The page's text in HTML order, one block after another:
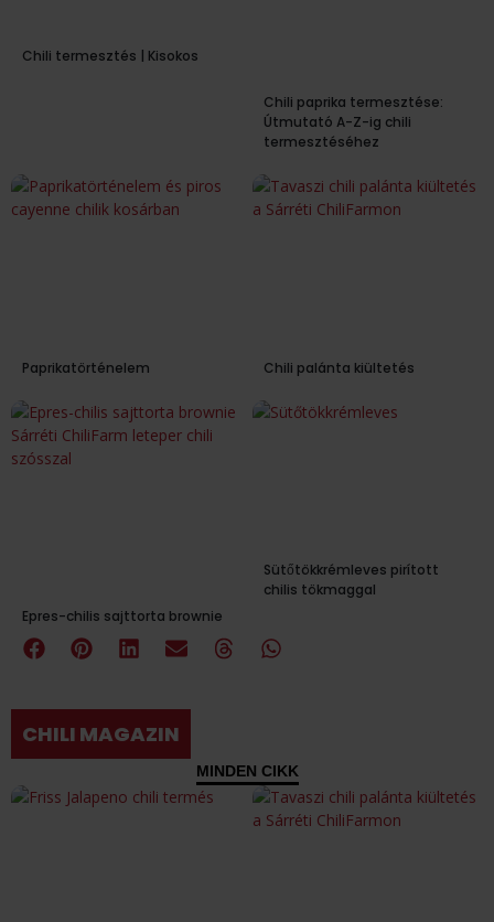
Chili termesztés | Kisokos
Chili paprika termesztése:
Útmutató A-Z-ig chili
termesztéséhez
Paprikatörténelem Chili palánta kiültetés
Epres-chilis sajttorta brownie
Sütőtökkrémleves pirított
chilis tökmaggal
CHILI MAGAZIN
MINDEN CIKK